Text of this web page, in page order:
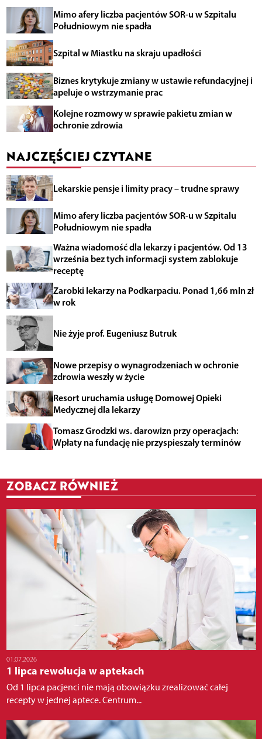
Mimo afery liczba pacjentów SOR-u w Szpitalu
Południowym nie spadła
Szpital w Miastku na skraju upadłości
Biznes krytykuje zmiany w ustawie refundacyjnej i
apeluje o wstrzymanie prac
Kolejne rozmowy w sprawie pakietu zmian w
ochronie zdrowia
NAJCZĘŚCIEJ CZYTANE
Lekarskie pensje i limity pracy – trudne sprawy
Mimo afery liczba pacjentów SOR-u w Szpitalu
Południowym nie spadła
Ważna wiadomość dla lekarzy i pacjentów. Od 13
września bez tych informacji system zablokuje
receptę
Zarobki lekarzy na Podkarpaciu. Ponad 1,66 mln zł
w rok
Nie żyje prof. Eugeniusz Butruk
Nowe przepisy o wynagrodzeniach w ochronie
zdrowia weszły w życie
Resort uruchamia usługę Domowej Opieki
Medycznej dla lekarzy
Tomasz Grodzki ws. darowizn przy operacjach:
Wpłaty na fundację nie przyspieszały terminów
ZOBACZ RÓWNIEŻ
01.07.2026
1 lipca rewolucja w aptekach
Od 1 lipca pacjenci nie mają obowiązku zrealizować całej
recepty w jednej aptece. Centrum...